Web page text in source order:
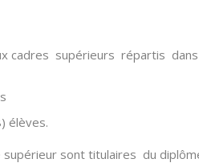
cadres supérieurs répartis
élèves.
sont titulaires du